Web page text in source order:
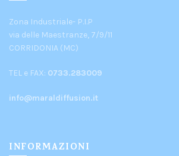
Zona Industriale- P.I.P
via delle Maestranze, 7/9/11
CORRIDONIA (MC)
TEL e FAX: 0733.283009
info@maraldiffusion.it
INFORMAZIONI